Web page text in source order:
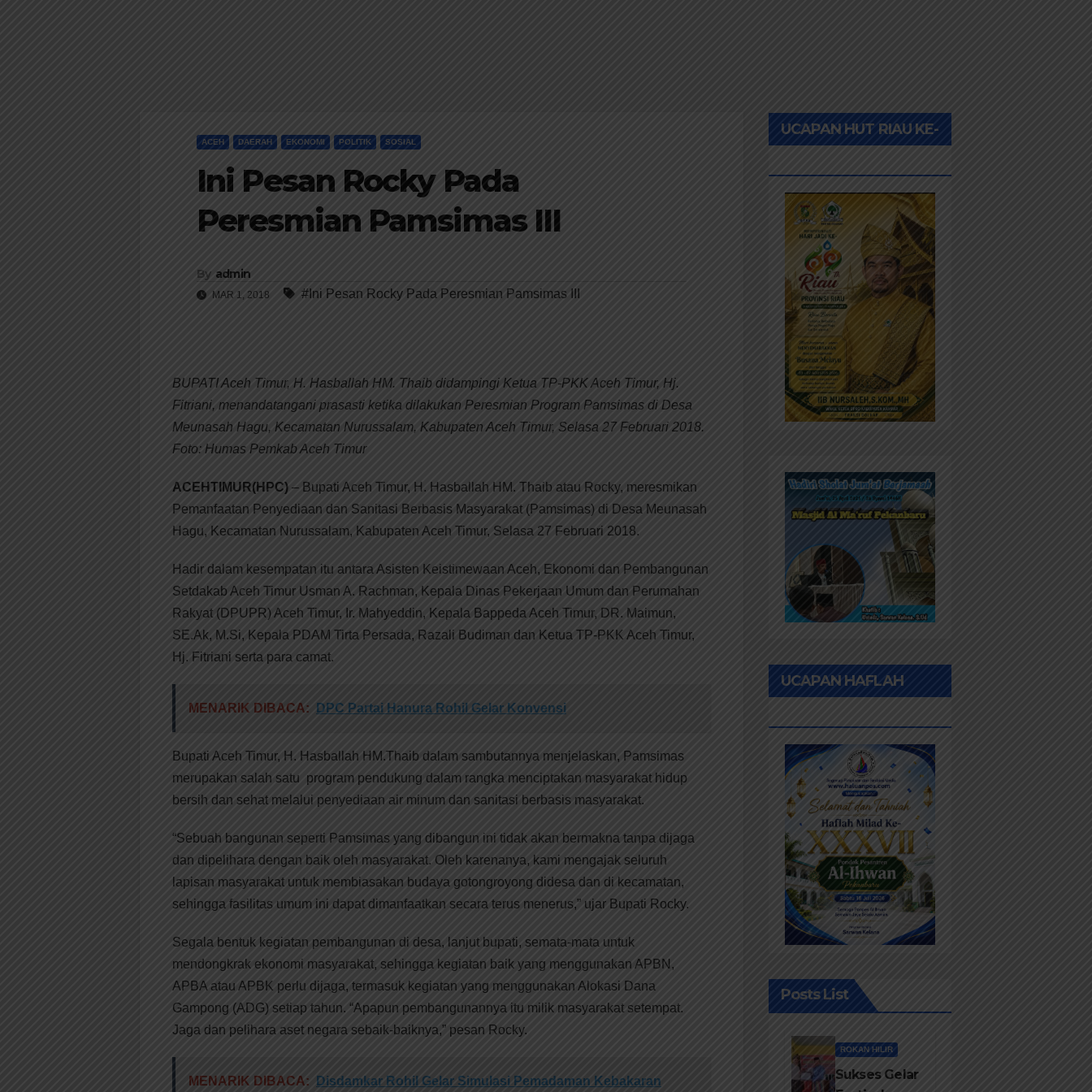
ACEH DAERAH EKONOMI POLITIK SOSIAL
Ini Pesan Rocky Pada
Peresmian Pamsimas III
By admin
MAR 1, 2018 #Ini Pesan Rocky Pada Peresmian Pamsimas III
BUPATI Aceh Timur, H. Hasballah HM. Thaib didampingi Ketua TP-PKK Aceh Timur, Hj.
Fitriani, menandatangani prasasti ketika dilakukan Peresmian Program Pamsimas di Desa
Meunasah Hagu, Kecamatan Nurussalam, Kabupaten Aceh Timur, Selasa 27 Februari 2018.
Foto: Humas Pemkab Aceh Timur
ACEHTIMUR(HPC) – Bupati Aceh Timur, H. Hasballah HM. Thaib atau Rocky, meresmikan
Pemanfaatan Penyediaan dan Sanitasi Berbasis Masyarakat (Pamsimas) di Desa Meunasah
Hagu, Kecamatan Nurussalam, Kabupaten Aceh Timur, Selasa 27 Februari 2018.
Hadir dalam kesempatan itu antara Asisten Keistimewaan Aceh, Ekonomi dan Pembangunan
Setdakab Aceh Timur Usman A. Rachman, Kepala Dinas Pekerjaan Umum dan Perumahan
Rakyat (DPUPR) Aceh Timur, Ir. Mahyeddin, Kepala Bappeda Aceh Timur, DR. Maimun,
SE.Ak, M.Si, Kepala PDAM Tirta Persada, Razali Budiman dan Ketua TP-PKK Aceh Timur,
Hj. Fitriani serta para camat.
MENARIK DIBACA: DPC Partai Hanura Rohil Gelar Konvensi
Bupati Aceh Timur, H. Hasballah HM.Thaib dalam sambutannya menjelaskan, Pamsimas
merupakan salah satu program pendukung dalam rangka menciptakan masyarakat hidup
bersih dan sehat melalui penyediaan air minum dan sanitasi berbasis masyarakat.
“Sebuah bangunan seperti Pamsimas yang dibangun ini tidak akan bermakna tanpa dijaga
dan dipelihara dengan baik oleh masyarakat. Oleh karenanya, kami mengajak seluruh
lapisan masyarakat untuk membiasakan budaya gotongroyong didesa dan di kecamatan,
sehingga fasilitas umum ini dapat dimanfaatkan secara terus menerus,” ujar Bupati Rocky.
Segala bentuk kegiatan pembangunan di desa, lanjut bupati, semata-mata untuk
mendongkrak ekonomi masyarakat, sehingga kegiatan baik yang menggunakan APBN,
APBA atau APBK perlu dijaga, termasuk kegiatan yang menggunakan Alokasi Dana
Gampong (ADG) setiap tahun. “Apapun pembangunannya itu milik masyarakat setempat.
Jaga dan pelihara aset negara sebaik-baiknya,” pesan Rocky.
MENARIK DIBACA: Disdamkar Rohil Gelar Simulasi Pemadaman Kebakaran
UCAPAN HUT RIAU KE-
UCAPAN HAFLAH
Posts List
ROKAN HILIR
Sukses Gelar